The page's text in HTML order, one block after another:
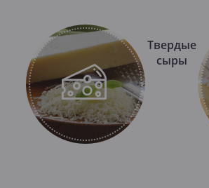
Твердые
сыры